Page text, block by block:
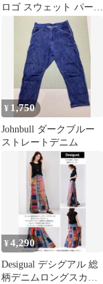
ロゴ スウェット パープ
ル 綿100 XS
¥ 1,750
Johnbull ダークブルー
ストレートデニム
¥4,290
Desigual デシグアル 総
柄デニムロングスカー